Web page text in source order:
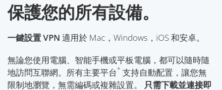
保護您的所有設備。
一鍵設置 VPN 適用於 Mac，Windows，iOS 和安卓。
無論您使用電腦、智能手機或平板電腦，都可以隨時隨
地訪問互聯網。所有主要平台* 支持自動配置，讓您無
限制地瀏覽，無需編碼或複雜設置。 只需下載並連接即